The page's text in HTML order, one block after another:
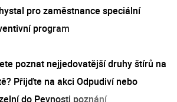
pro zaměstnance speciální
program
poznat nejjedovatější druhy štírů na
Přijďte na akci Odpudiví nebo
do Pevnosti poznání